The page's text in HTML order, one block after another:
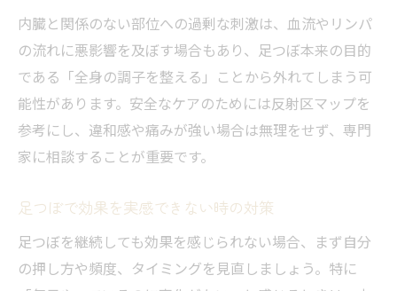
内臓と関係のない部位への過剰な刺激は、血流やリンパ
の流れに悪影響を及ぼす場合もあり、足つぼ本来の目的
である「全身の調子を整える」ことから外れてしまう可
能性があります。安全なケアのためには反射区マップを
参考にし、違和感や痛みが強い場合は無理をせず、専門
家に相談することが重要です。
足つぼで効果を実感できない時の対策
足つぼを継続しても効果を感じられない場合、まず自分
の押し方や頻度、タイミングを見直しましょう。特に